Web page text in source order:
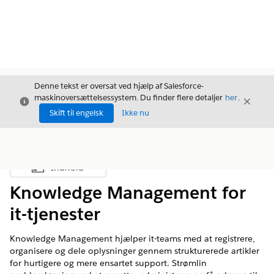
Luk
Denne tekst er oversat ved hjælp af Salesforce-
maskinoversættelsessystem. Du finder flere detaljer her.
Skift til engelsk
Ikke nu
Luk
Vis indholdsfortegnelse
Indhold
Knowledge Management for
it-tjenester
Knowledge Management hjælper it-teams med at registrere,
organisere og dele oplysninger gennem strukturerede artikler
for hurtigere og mere ensartet support. Strømlin